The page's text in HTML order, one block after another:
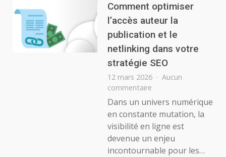
Comment optimiser
l’accès auteur la
publication et le
netlinking dans votre
stratégie SEO
12 mars 2026
Aucun
commentaire
Comment
optimiser
l’accès
auteur
la
publication
Dans un univers numérique
en constante mutation, la
visibilité en ligne est
devenue un enjeu
incontournable pour les…